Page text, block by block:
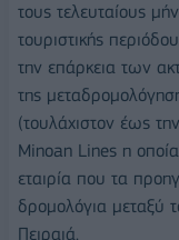
τους τελευταίους
τουριστικής
την επάρκεια των
της
(τουλάχιστον έως
Minoan Lines η
εταιρία που τα
δρομολόγια μεταξύ
Πειραιά.